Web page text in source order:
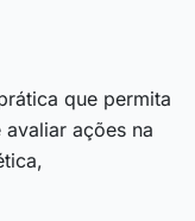
que permita
ações na